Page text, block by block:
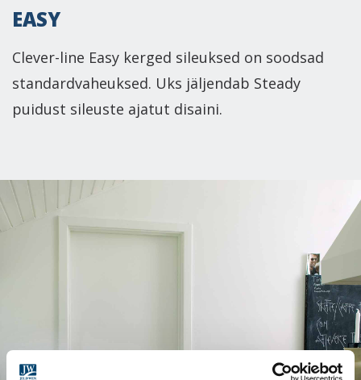
EASY
Clever-line Easy kerged sileuksed on soodsad
standardvaheuksed. Uks jäljendab Steady
puidust sileuste ajatut disaini.